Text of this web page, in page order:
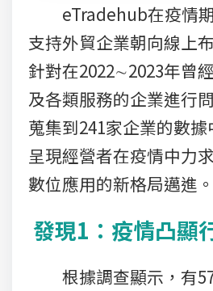
eTradehub在疫情期
支持外貿企業朝向線上
針對在2022∼2023年曾
及各類服務的企業進行
蒐集到241家企業的數據
呈現經營者在疫情中力
數位應用的新格局邁進。
發現1：疫情凸顯
根據調查顯示，有